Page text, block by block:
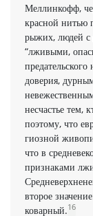
Меллинкофф,
красной нитью
рыжих, людей
“лживыми,
доверия,
несчастье тем,
поэтому, что
гиозной
что в
признаками
второе
коварный.16